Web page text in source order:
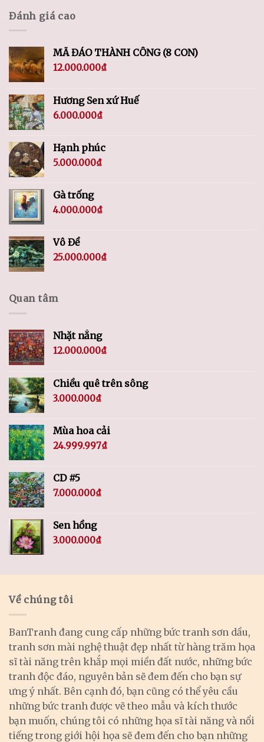
Đánh giá cao
MÃ ĐÁO THÀNH CÔNG (8 CON)
12.000.000₫
Hương Sen xứ Huế
6.000.000₫
Hạnh phúc
5.000.000₫
Gà trống
4.000.000₫
Vô Đề
25.000.000₫
Quan tâm
Nhặt nắng
12.000.000₫
Chiều quê trên sông
3.000.000₫
Mùa hoa cải
24.999.997₫
CD #5
7.000.000₫
Sen hồng
3.000.000₫
Về chúng tôi
BanTranh đang cung cấp những bức tranh sơn dầu,
tranh sơn mài nghệ thuật đẹp nhất từ hàng trăm họa
sĩ tài năng trên khắp mọi miền đất nước, những bức
tranh độc đáo, nguyên bản sẽ đem đến cho bạn sự
ưng ý nhất. Bên cạnh đó, bạn cũng có thể yêu cầu
những bức tranh được vẽ theo mẫu và kích thước
bạn muốn, chúng tôi có những họa sĩ tài năng và nổi
tiếng trong giới hội họa sẽ đem đến cho bạn những